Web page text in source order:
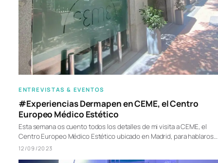
ENTREVISTAS & EVENTOS
#Experiencias Dermapen en CEME, el Centro
Europeo Médico Estético
Esta semana os cuento todos los detalles de mi visita a CEME, el
Centro Europeo Médico Estético ubicado en Madrid, para hablaros…
12/09/2023